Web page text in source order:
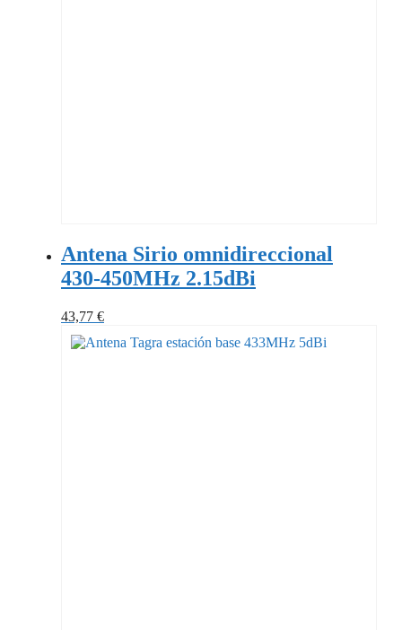
Antena Sirio omnidireccional
430-450MHz 2.15dBi
43,77 €